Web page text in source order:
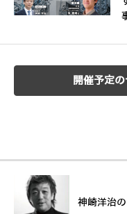
開催予定
神崎洋治